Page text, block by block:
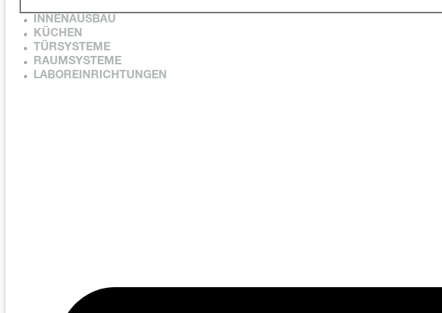
INNENAUSBAU
KÜCHEN
TÜRSYSTEME
RAUMSYSTEME
LABOREINRICHTUNGEN